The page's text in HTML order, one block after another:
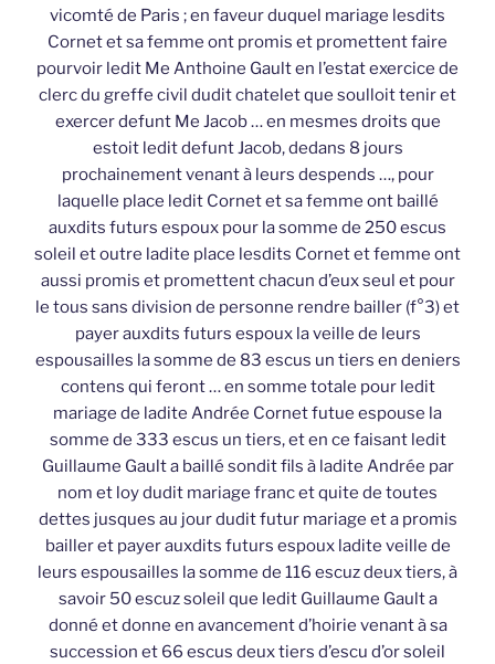
vicomté de Paris ; en faveur duquel mariage lesdits
Cornet et sa femme ont promis et promettent faire
pourvoir ledit Me Anthoine Gault en l’estat exercice de
clerc du greffe civil dudit chatelet que soulloit tenir et
exercer defunt Me Jacob … en mesmes droits que
estoit ledit defunt Jacob, dedans 8 jours
prochainement venant à leurs despends …, pour
laquelle place ledit Cornet et sa femme ont baillé
auxdits futurs espoux pour la somme de 250 escus
soleil et outre ladite place lesdits Cornet et femme ont
aussi promis et promettent chacun d’eux seul et pour
le tous sans division de personne rendre bailler (f°3) et
payer auxdits futurs espoux la veille de leurs
espousailles la somme de 83 escus un tiers en deniers
contens qui feront … en somme totale pour ledit
mariage de ladite Andrée Cornet futue espouse la
somme de 333 escus un tiers, et en ce faisant ledit
Guillaume Gault a baillé sondit fils à ladite Andrée par
nom et loy dudit mariage franc et quite de toutes
dettes jusques au jour dudit futur mariage et a promis
bailler et payer auxdits futurs espoux ladite veille de
leurs espousailles la somme de 116 escuz deux tiers, à
savoir 50 escuz soleil que ledit Guillaume Gault a
donné et donne en avancement d’hoirie venant à sa
succession et 66 escus deux tiers d’escu d’or soleil